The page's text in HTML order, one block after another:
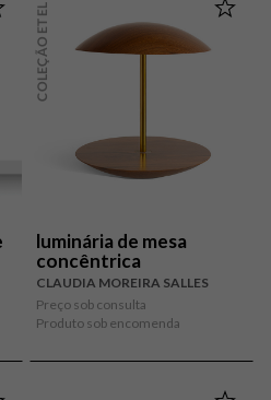
COLEÇÃO ETEL
luminária de mesa
concêntrica
CLAUDIA MOREIRA SALLES
Preço sob consulta
Produto sob encomenda